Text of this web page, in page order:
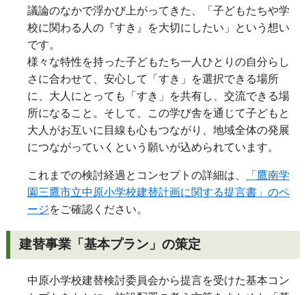
議論のなかで浮かび上がってきた、「子どもたちや学
校に関わる人の『すき』を大切にしたい」という想い
です。
様々な特性を持った子どもたち一人ひとりの自分らし
さに合わせて、安心して「すき」を選択できる場所
に、大人にとっても「すき」を共有し、交流できる場
所になること。そして、この学び舎を通じて子どもと
大人がお互いに目線も心もつながり、地域全体の発展
につながっていくという願いが込められています。
これまでの検討経過とコンセプトの詳細は、
「鷹南学
園三鷹市立中原小学校建替計画に関する提言書」のペ
ージをご確認ください。
建替事業「基本プラン」の策定
中原小学校建替検討委員会から提言を受けた基本コン